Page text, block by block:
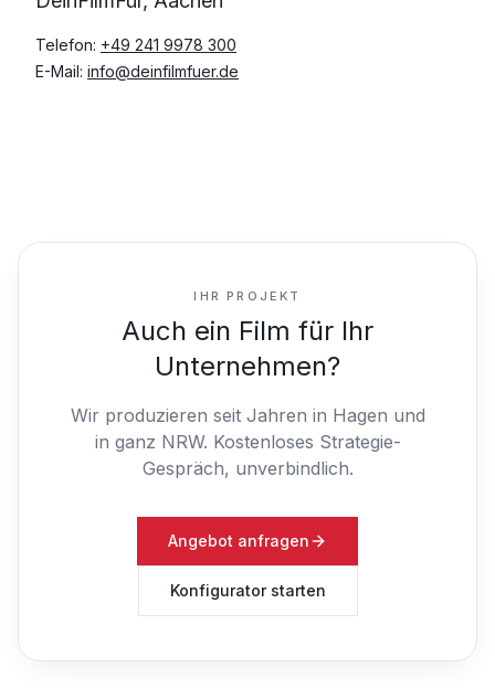
Telefon: +49 241 9978 300
E-Mail: info@deinfilmfuer.de
IHR PROJEKT
Auch ein Film für Ihr
Unternehmen?
Wir produzieren seit Jahren in Hagen und
in ganz NRW. Kostenloses Strategie-
Gespräch, unverbindlich.
Angebot anfragen
Konfigurator starten